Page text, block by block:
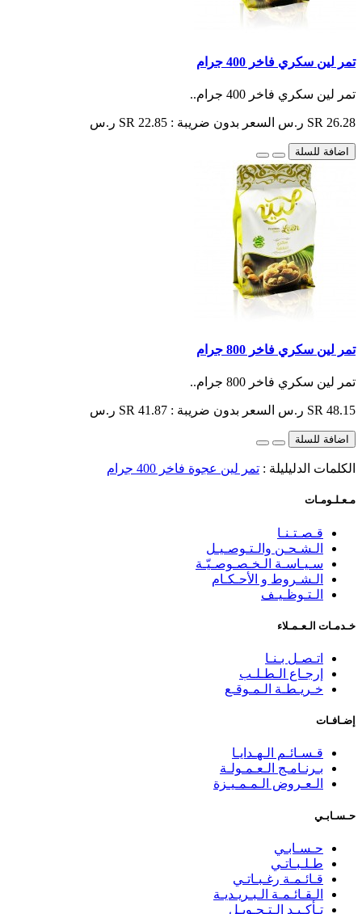
تمر لين سكري فاخر 400 جرام
تمر لين سكري فاخر 400 جرام..
SR 26.28 ر.س السعر بدون ضريبة : SR 22.85 ر.س
اضافة للسلة
تمر لين سكري فاخر 800 جرام
تمر لين سكري فاخر 800 جرام..
SR 48.15 ر.س السعر بدون ضريبة : SR 41.87 ر.س
اضافة للسلة
الكلمات الدليليلة : تمر لين عجوة فاخر 400 جرام
مـعـلـومـات
قـصـتـنـا
الـشـحـن والـتـوصـيـل
سـيـاسـة الـخـصـوصـيّـة
الـشـروط و الأحـكـام
الـتـوظـيـف
خـدمـات الـعـمـلاء
اتـصـل بـنـا
إرجـاع الـطـلـب
خـريـطـة الـمـوقـع
إضـافـات
قـسـائـم الـهـدايـا
بـرنـامـج الـعـمـولـة
الـعـروض الـمـمـيـزة
حـسـابـي
حـسـابـي
طـلـبـاتـي
قـائـمـة رغـبـاتـي
الـقـائـمـة الـبـريـديـة
تـأكـيـد الـتـحـويـل